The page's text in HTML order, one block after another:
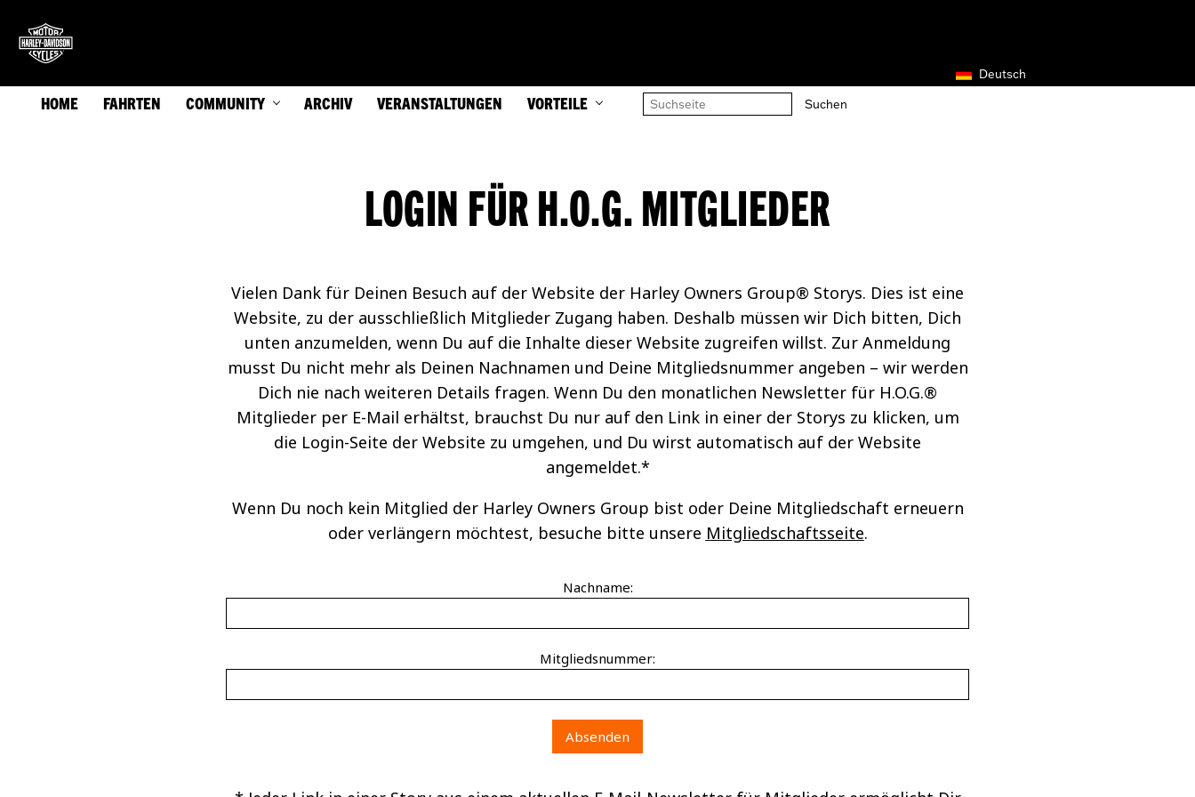
Deutsch
HOME FAHRTEN COMMUNITY ARCHIV VERANSTALTUNGEN VORTEILE
LOGIN FÜR H.O.G. MITGLIEDER
Vielen Dank für Deinen Besuch auf der Website der Harley Owners Group® Storys. Dies ist eine
Website, zu der ausschließlich Mitglieder Zugang haben. Deshalb müssen wir Dich bitten, Dich
unten anzumelden, wenn Du auf die Inhalte dieser Website zugreifen willst. Zur Anmeldung
musst Du nicht mehr als Deinen Nachnamen und Deine Mitgliedsnummer angeben – wir werden
Dich nie nach weiteren Details fragen. Wenn Du den monatlichen Newsletter für H.O.G.®
Mitglieder per E-Mail erhältst, brauchst Du nur auf den Link in einer der Storys zu klicken, um
die Login-Seite der Website zu umgehen, und Du wirst automatisch auf der Website
angemeldet.*
Wenn Du noch kein Mitglied der Harley Owners Group bist oder Deine Mitgliedschaft erneuern
oder verlängern möchtest, besuche bitte unsere Mitgliedschaftsseite.
Nachname:
Mitgliedsnummer: